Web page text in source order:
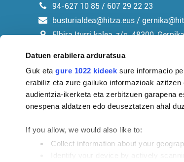
Datuen erabilera arduratsua
Guk etagure 1022 kideek sure informacio
erabiliz eta zure gailuko informazioak
audientzia-ikerketa eta zerbitzuen garapena
onespena aldatzen edo deuseztatzen ahal
If you allow, we would also like to:
Collect information about your
94-627 10 85 / 607 29 22 23
busturialdea@hitza.eus /
Elbira Iturri kalea, z/g. 48300,
Argitalpen politika